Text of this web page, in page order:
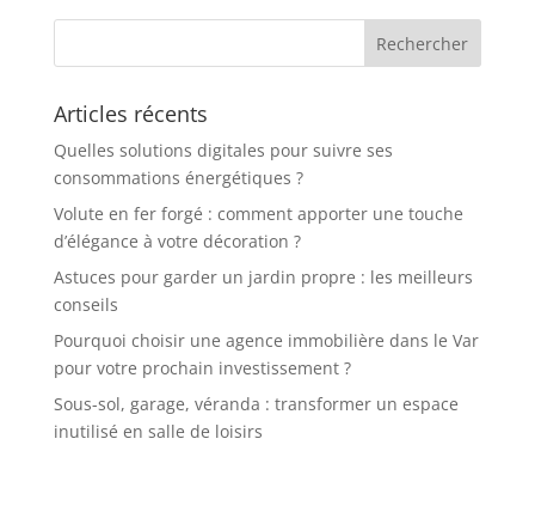
Articles récents
Quelles solutions digitales pour suivre ses
consommations énergétiques ?
Volute en fer forgé : comment apporter une touche
d’élégance à votre décoration ?
Astuces pour garder un jardin propre : les meilleurs
conseils
Pourquoi choisir une agence immobilière dans le Var
pour votre prochain investissement ?
Sous-sol, garage, véranda : transformer un espace
inutilisé en salle de loisirs